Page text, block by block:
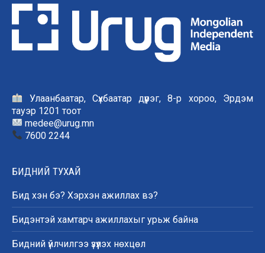
Улаанбаатар, Сүхбаатар дүүрэг, 8-р хороо, Эрдэм
тауэр 1201 тоот
medee@urug.mn
7600 2244
БИДНИЙ ТУХАЙ
Бид хэн бэ? Хэрхэн ажиллах вэ?
Бидэнтэй хамтарч ажиллахыг урьж байна
Бидний үйлчилгээ үзүүлэх нөхцөл